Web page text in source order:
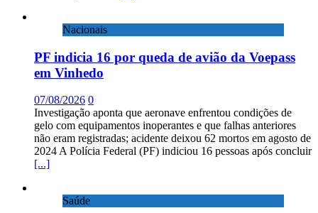
Nacionais
PF indicia 16 por queda de avião da Voepass
em Vinhedo
07/08/2026 0
Investigação aponta que aeronave enfrentou condições de
gelo com equipamentos inoperantes e que falhas anteriores
não eram registradas; acidente deixou 62 mortos em agosto de
2024 A Polícia Federal (PF) indiciou 16 pessoas após concluir
[...]
Saúde